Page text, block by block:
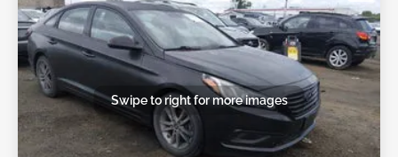
Swipe to right for more images